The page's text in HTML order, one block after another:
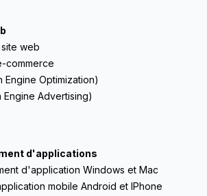
web
commerce
Engine Optimization)
Engine Advertising)
d'applications
d'application Windows et Mac
mobile Android et IPhone